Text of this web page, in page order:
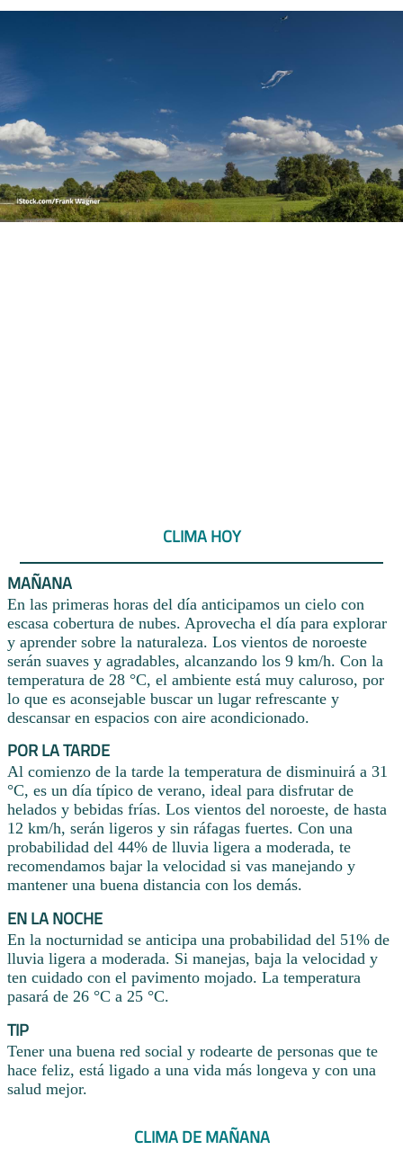
CLIMA HOY
MAÑANA
En las primeras horas del día anticipamos un cielo con
escasa cobertura de nubes. Aprovecha el día para explorar
y aprender sobre la naturaleza. Los vientos de noroeste
serán suaves y agradables, alcanzando los 9 km/h. Con la
temperatura de 28 °C, el ambiente está muy caluroso, por
lo que es aconsejable buscar un lugar refrescante y
descansar en espacios con aire acondicionado.
POR LA TARDE
Al comienzo de la tarde la temperatura de disminuirá a 31
°C, es un día típico de verano, ideal para disfrutar de
helados y bebidas frías. Los vientos del noroeste, de hasta
12 km/h, serán ligeros y sin ráfagas fuertes. Con una
probabilidad del 44% de lluvia ligera a moderada, te
recomendamos bajar la velocidad si vas manejando y
mantener una buena distancia con los demás.
EN LA NOCHE
En la nocturnidad se anticipa una probabilidad del 51% de
lluvia ligera a moderada. Si manejas, baja la velocidad y
ten cuidado con el pavimento mojado. La temperatura
pasará de 26 °C a 25 °C.
TIP
Tener una buena red social y rodearte de personas que te
hace feliz, está ligado a una vida más longeva y con una
salud mejor.
CLIMA DE MAÑANA